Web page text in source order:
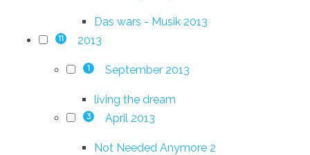
Das wars - Musik 2013
11 2013
1 September 2013
living the dream
3 April 2013
Not Needed Anymore 2